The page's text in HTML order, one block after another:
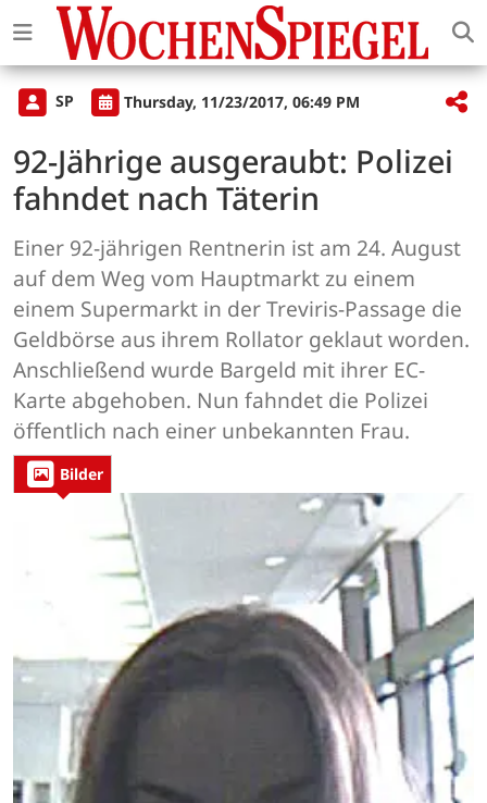
SP Thursday, 11/23/2017, 06:49 PM
92-Jährige ausgeraubt: Polizei
fahndet nach Täterin
Einer 92-jährigen Rentnerin ist am 24. August
auf dem Weg vom Hauptmarkt zu einem
einem Supermarkt in der Treviris-Passage die
Geldbörse aus ihrem Rollator geklaut worden.
Anschließend wurde Bargeld mit ihrer EC-
Karte abgehoben. Nun fahndet die Polizei
öffentlich nach einer unbekannten Frau.
Bilder